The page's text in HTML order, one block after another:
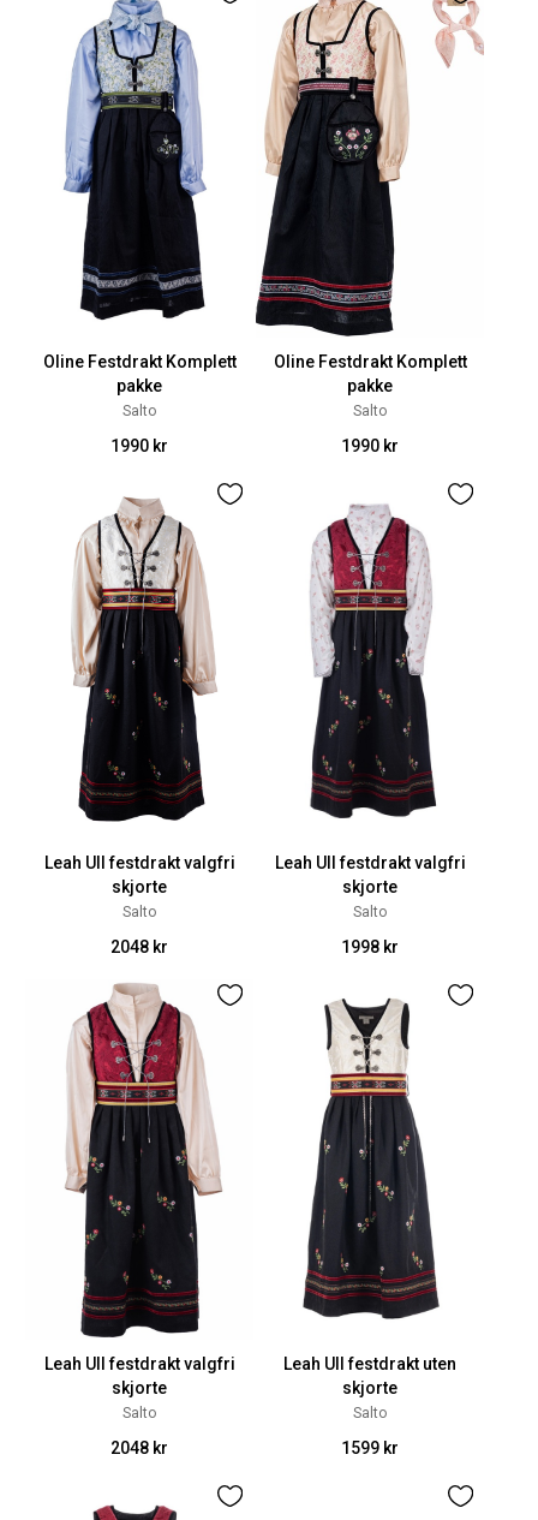
Oline Festdrakt Komplett
pakke
Salto
1990 kr
Oline Festdrakt Komplett
pakke
Salto
1990 kr
Leah Ull festdrakt valgfri
skjorte
Salto
2048 kr
Leah Ull festdrakt valgfri
skjorte
Salto
1998 kr
Leah Ull festdrakt valgfri
skjorte
Salto
2048 kr
Leah Ull festdrakt uten
skjorte
Salto
1599 kr